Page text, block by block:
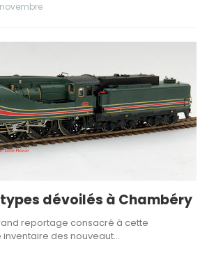
dévoilés à Chambéry
reportage consacré à cette
inventaire des nouveaut…